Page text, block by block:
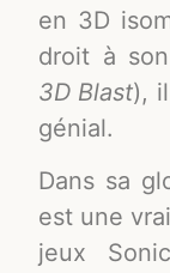
en 3D
droit à
3D Blast),
génial.
Dans sa
est une
jeux